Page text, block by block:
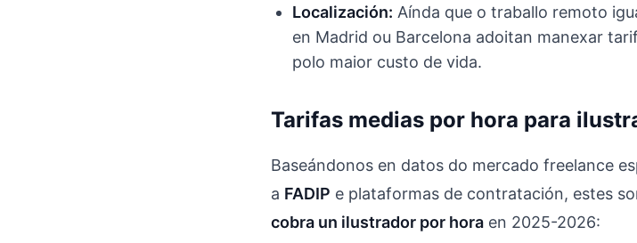
Localización: Aínda que o traballo remoto
en Madrid ou Barcelona adoitan manexar
polo maior custo de vida.
Tarifas medias por hora para
Baseándonos en datos do mercado freelance
a FADIP e plataformas de contratación, estes
cobra un ilustrador por hora en 2025-2026: